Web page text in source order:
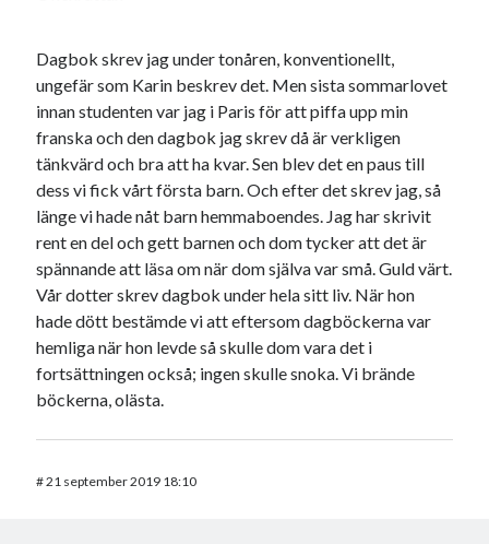
Dagbok skrev jag under tonåren, konventionellt,
ungefär som Karin beskrev det. Men sista sommarlovet
innan studenten var jag i Paris för att piffa upp min
franska och den dagbok jag skrev då är verkligen
tänkvärd och bra att ha kvar. Sen blev det en paus till
dess vi fick vårt första barn. Och efter det skrev jag, så
länge vi hade nåt barn hemmaboendes. Jag har skrivit
rent en del och gett barnen och dom tycker att det är
spännande att läsa om när dom själva var små. Guld värt.
Vår dotter skrev dagbok under hela sitt liv. När hon
hade dött bestämde vi att eftersom dagböckerna var
hemliga när hon levde så skulle dom vara det i
fortsättningen också; ingen skulle snoka. Vi brände
böckerna, olästa.
#21 september 2019 18:10